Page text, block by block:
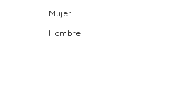
Mujer
Hombre